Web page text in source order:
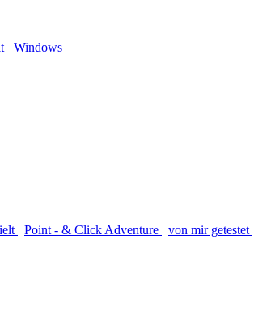
Windows
Point - & Click Adventure von mir getestet